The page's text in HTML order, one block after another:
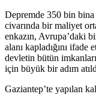
Depremde 350 bin bina
civarında bir maliyet
enkazın, Avrupa’daki
alanı kapladığını
devletin bütün
için büyük bir adım
Gaziantep’te yapılan